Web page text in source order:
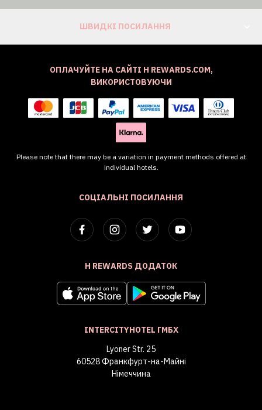
ШВИДКІ ПОСИЛАННЯ
СОЦІАЛЬНІ ПОСИЛАННЯ
H REWARDS ДОДАТОК
INTERCITYHOTEL ГМБХ
Lyoner Str. 25
60528 Франкфурт-на-Майні
Німеччина
ОПЛАЧУЙТЕ НА САЙТІ H REWARDS.COM,
ВИКОРИСТОВУЮЧИ
Please note that there may be a variation in payment methods offered at
individual hotels.